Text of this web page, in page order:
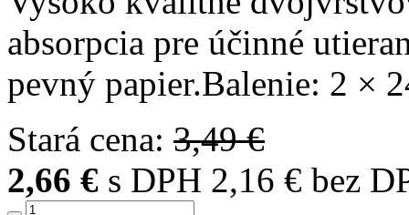
absorpcia pre účinné
pevný papier.Balenie: 2 ×
Stará cena: 3,49 €
2,66 € s DPH 2,16 € bez